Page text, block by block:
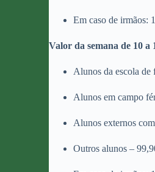
Em caso de irmãos:
Valor da semana de 10 a
Alunos da escola de
Alunos em campo
Alunos externos
Outros alunos –